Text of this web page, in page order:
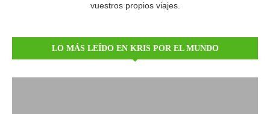
vuestros propios viajes.
LO MÁS LEÍDO EN KRIS POR EL MUNDO